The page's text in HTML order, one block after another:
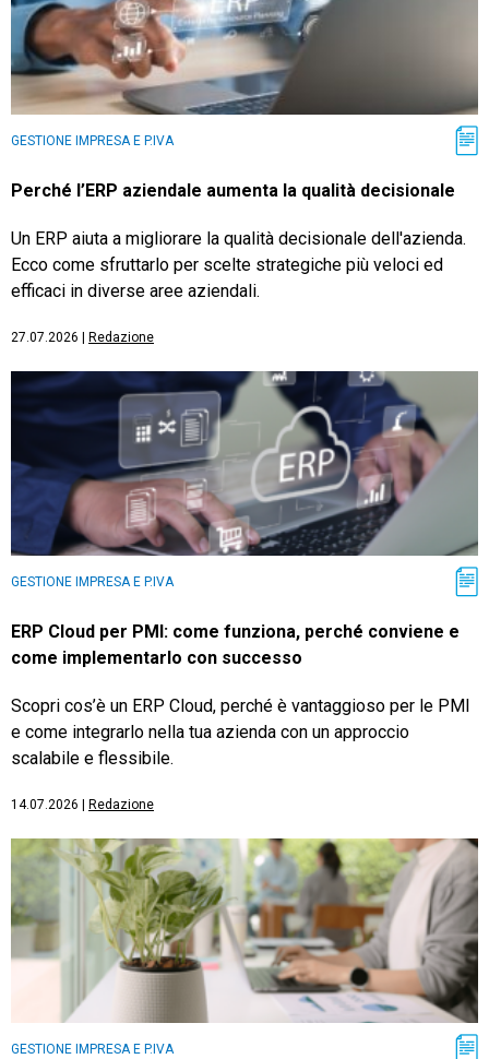
GESTIONE IMPRESA E P.IVA
Perché l’ERP aziendale aumenta la qualità decisionale
Un ERP aiuta a migliorare la qualità decisionale dell'azienda.
Ecco come sfruttarlo per scelte strategiche più veloci ed
efficaci in diverse aree aziendali.
27.07.2026 Redazione
GESTIONE IMPRESA E P.IVA
ERP Cloud per PMI: come funziona, perché conviene e
come implementarlo con successo
Scopri cos’è un ERP Cloud, perché è vantaggioso per le PMI
e come integrarlo nella tua azienda con un approccio
scalabile e flessibile.
14.07.2026 Redazione
GESTIONE IMPRESA E P.IVA